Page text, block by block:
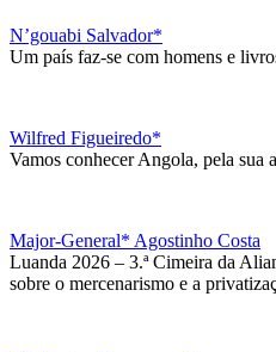
N’gouabi Salvador*
Um país faz-se com homens e
Wilfred Figueiredo*
Vamos conhecer Angola, pela sua
Major-General* Agostinho Costa
Luanda 2026 – 3.ª Cimeira da
sobre o mercenarismo e a